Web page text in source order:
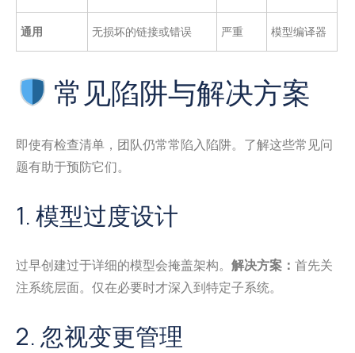
通用 无损坏的链接或错误 严重 模型编译器
常见陷阱与解决方案
即使有检查清单，团队仍常常陷入陷阱。了解这些常见问
题有助于预防它们。
1. 模型过度设计
过早创建过于详细的模型会掩盖架构。 解决方案： 首先关
注系统层面。仅在必要时才深入到特定子系统。
2. 忽视变更管理